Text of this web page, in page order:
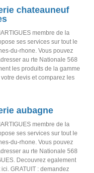
chateauneuf
membre de la
ses services sur tout le
du-rhone. Vous pouvez
au rte Nationale 568
les produits de la gamme
devis et comparez les
aubagne
membre de la
ses services sur tout le
du-rhone. Vous pouvez
au rte Nationale 568
Decouvrez egalement
GRATUIT : demandez